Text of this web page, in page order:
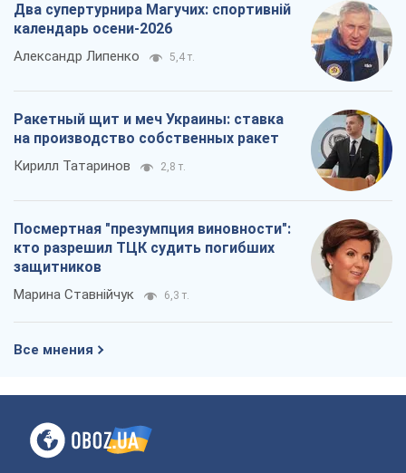
Два супертурнира Магучих: спортивній
календарь осени-2026
Александр Липенко 5,4 т.
Ракетный щит и меч Украины: ставка
на производство собственных ракет
Кирилл Татаринов 2,8 т.
Посмертная "презумпция виновности":
кто разрешил ТЦК судить погибших
защитников
Марина Ставнійчук 6,3 т.
Все мнения